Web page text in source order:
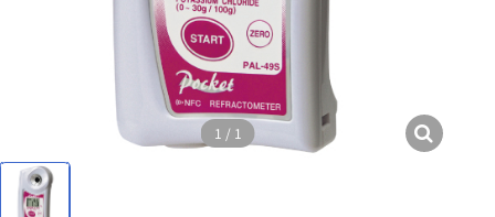
1 / 1